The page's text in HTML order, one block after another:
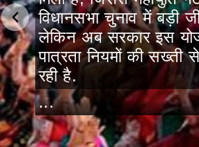
विधानसभा चुनाव में बड़ी
लेकिन अब सरकार इस
पात्रता नियमों की सख्ती
रही है.
...